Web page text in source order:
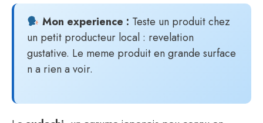
Mon experience : Teste un produit chez
un petit producteur local : revelation
gustative. Le meme produit en grande surface
n a rien a voir.